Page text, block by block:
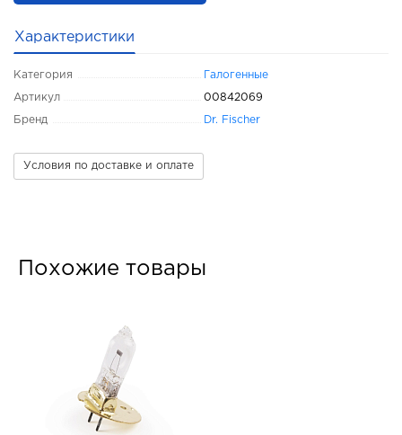
Характеристики
Категория Галогенные
Артикул 00842069
Бренд Dr. Fischer
Условия по доставке и оплате
Похожие товары